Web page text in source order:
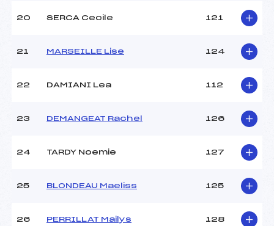
20 SERCA Cecile 121
21 MARSEILLE Lise 124
22 DAMIANI Lea 112
23 DEMANGEAT Rachel 126
24 TARDY Noemie 127
25 BLONDEAU Maeliss 125
26 PERRILLAT Mailys 128